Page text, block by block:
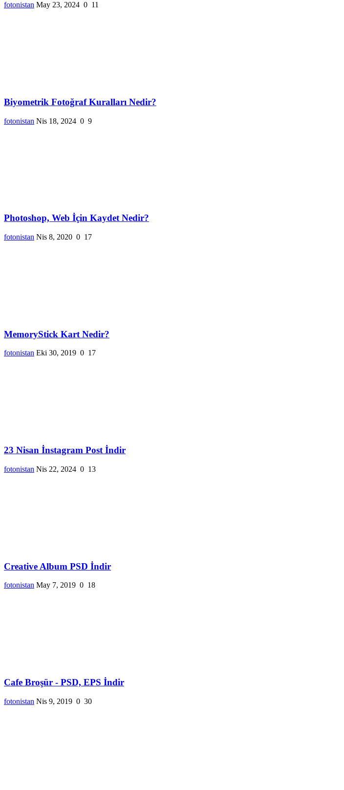
fotonistan May 23, 2024 0 11
Biyometrik Fotoğraf Kuralları Nedir?
fotonistan Nis 18, 2024 0 9
Photoshop, Web İçin Kaydet Nedir?
fotonistan Nis 8, 2020 0 17
MemoryStick Kart Nedir?
fotonistan Eki 30, 2019 0 17
23 Nisan İnstagram Post İndir
fotonistan Nis 22, 2024 0 13
Creative Album PSD İndir
fotonistan May 7, 2019 0 18
Cafe Broşür - PSD, EPS İndir
fotonistan Nis 9, 2019 0 30